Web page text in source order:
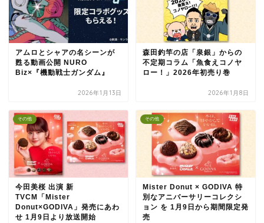
アムロとシャアの名シーンが
甦る動画公開 NURO
Biz×『機動戦士ガンダム』
2026年1月13日
森田釣竿の店「泉銀」からの
不定期コラム「魚食えコノヤ
ロー！」2026年初売り巻
2026年1月8日
その他
今田美桜 出演 新
TVCM「Mister
Donut×GODIVA」発売にあわ
せ 1月9日より放送開始
その他
Mister Donut × GODIVA 特
別なアニバーサリーコレクシ
ョン を 1月9日から期間限定発
売